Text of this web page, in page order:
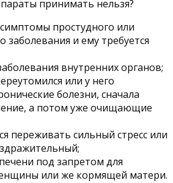
принимать нельзя?
простудного или
заболевания и ему требуется
внутренних органов;
или у него
болезни, сначала
а потом уже очищающие
переживать сильный стресс или
под запретом для
или же кормящей матери.